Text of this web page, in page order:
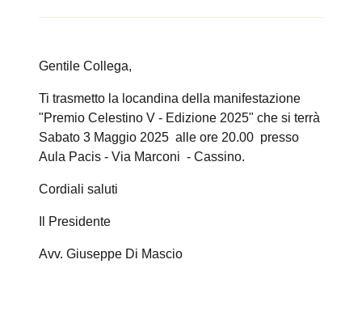
Gentile Collega,
Ti trasmetto la locandina della manifestazione
"Premio Celestino V - Edizione 2025" che si terrà
Sabato 3 Maggio 2025 alle ore 20.00 presso
Aula Pacis - Via Marconi - Cassino.
Cordiali saluti
Il Presidente
Avv. Giuseppe Di Mascio